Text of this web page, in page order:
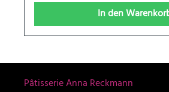
SalzMuskovadokaramellSchoko-
MaracujaPekanknusperMarzipan
de SelMandelnougatpure Origin:
RepublikAprikose & schwarzer
innerhalb von 3 Wochen
In den
Pâtisserie Anna Reckmann